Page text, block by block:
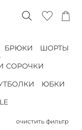
БРЮКИ
ШОРТЫ
СОРОЧКИ
ЮБКИ
очистить фильтр